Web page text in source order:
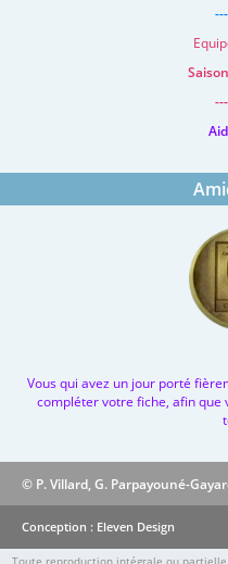
Vous qui avez un jour porté
compléter votre fiche, afin que
© P. Villard, G. Parpayouné-
Conception : Eleven Design
Toute reproduction intégrale ou